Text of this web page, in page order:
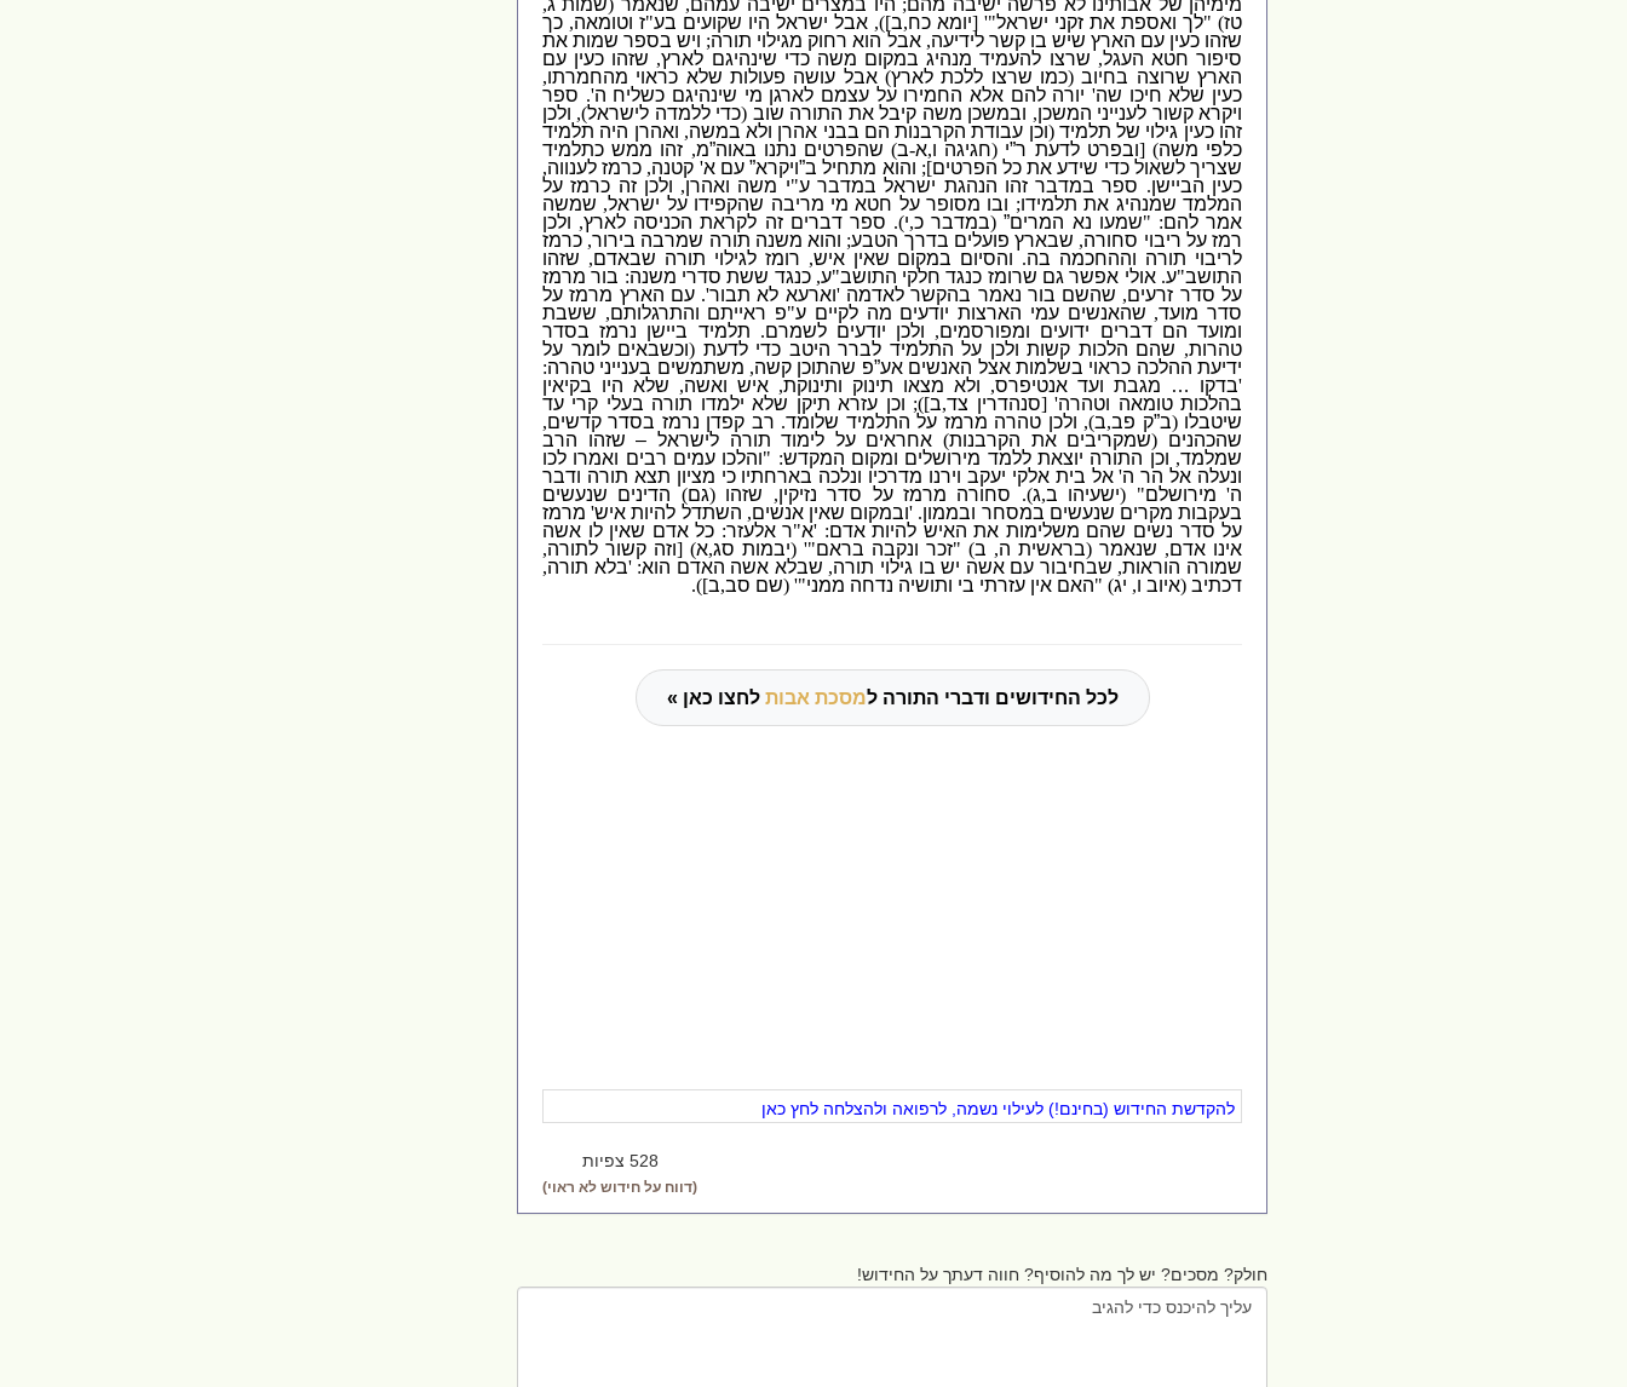
טז) "לך ואספת את זקני ישראל"' [יומא כח,ב]), אבל ישראל היו שקועים בע"ז וטומאה, כך
שזהו כעין עם הארץ שיש בו קשר לידיעה,אבל הוא רחוק מגילוי תורה; ויש בספר שמות את
סיפור חטא העגל, שרצו להעמיד מנהיג במקום משה כדי שינהיגם לארץ, שזהו כעין עם
הארץ שרוצה בחיוב (כמו שרצו ללכת לארץ)אבל עושה פעולות שלא כראוי מהחמרתו,
כעין שלא חיכו שה' יורה להם אלא החמירו על עצמם לארגן מי שינהיגם כשליח ה'. ספר
ויקרא קשור לענייני המשכן, ובמשכן משה קיבל את התורה שוב (כדי ללמדה לישראל), ולכן
זהו כעין גילוי של תלמיד(וכן עבודת הקרבנות הם בבני אהרן ולא במשה, ואהרן היה תלמיד
כלפי משה) [ובפרט לדעת ר”י (חגיגה ו,א-ב) שהפרטים נתנו באוה”מ, זהו ממש כתלמיד
שצריך לשאול כדי שידע את כל הפרטים]; והוא מתחיל ב”ויקרא” עם א' קטנה, כרמז לענווה,
כעין הביישן. ספר במדבר זהו הנהגת ישראל במדבר ע"י משה ואהרן, ולכן זה כרמז על
המלמד שמנהיג את תלמידו; ובו מסופר על חטא מי מריבה שהקפידו על ישראל, שמשה
אמר להם: "שמעו נא המרים” (במדבר כ,י). ספר דברים זה לקראת הכניסה לארץ, ולכן
רמז על ריבוי סחורה, שבארץ פועלים בדרך הטבע; והוא משנה תורה שמרבה בירור, כרמז
לריבוי תורה וההחכמה בה. והסיום במקום שאין איש, רומז לגילוי תורה שבאדם, שזהו
התושב"ע.אולי אפשר גם שרומז כנגד חלקי התושב"ע,כנגד ששת סדרי משנה: בור מרמז
על סדר זרעים, שהשם בור נאמר בהקשר לאדמה'וארעא לא תבור'.עם הארץ מרמז על
סדר מועד, שהאנשים עמי הארצות יודעים מה לקיים ע"פ ראייתם והתרגלותם, ששבת
ומועד הם דברים ידועים ומפורסמים, ולכן יודעים לשמרם. תלמיד ביישן נרמז בסדר
טהרות, שהם הלכות קשות ולכן על התלמיד לברר היטב כדי לדעת (וכשבאים לומר על
ידיעת ההלכה כראוי בשלמות אצל האנשים אע”פ שהתוכן קשה, משתמשים בענייני טהרה:
'בדקו … מגבת ועד אנטיפרס, ולא מצאו תינוק ותינוקת, איש ואשה, שלא היו בקיאין
בהלכות טומאה וטהרה' [סנהדרין צד,ב]); וכן עזרא תיקן שלא ילמדו תורה בעלי קרי עד
שיטבלו(ב”ק פב,ב), ולכן טהרה מרמז על התלמיד שלומד. רב קפדן נרמז בסדר קדשים,
שהכהנים (שמקריבים את הקרבנות) אחראים על לימוד תורה לישראל – שזהו הרב
שמלמד, וכן התורה יוצאת ללמד מירושלים ומקום המקדש: "והלכו עמים רבים ואמרו לכו
ונעלה אל הר ה'אל בית אלקי יעקב וירנו מדרכיו ונלכה בארחתיו כי מציון תצא תורה ודבר
ה' מירושלם" (ישעיהו ב,ג). סחורה מרמז על סדר נזיקין, שזהו(גם) הדינים שנעשים
בעקבות מקרים שנעשים במסחר ובממון. 'ובמקום שאין אנשים, השתדל להיות איש' מרמז
על סדר נשים שהם משלימות את האיש להיות אדם: 'א"ר אלעזר: כל אדם שאין לו אשה
אינו אדם, שנאמר (בראשית ה, ב)
"זכר ונקבה בראם"' (יבמות סג,א) [וזה קשור לתורה,
שמורה הוראות, שבחיבור עם אשה יש בו גילוי תורה, שבלא אשה האדם הוא: 'בלא תורה,
דכתיב (איוב ו, יג)
"האם אין עזרתי בי ותושיה נדחה ממני"' (שם סב,ב]).
לכל החידושים ודברי התורה למסכת אבות לחצו כאן »
להקדשת החידוש (בחינם!) לעילוי נשמה, לרפואה ולהצלחה לחץ כאן
528 צפיות
(דווח על חידוש לא ראוי)
חולק? מסכים? יש לך מה להוסיף? חווה דעתך על החידוש!